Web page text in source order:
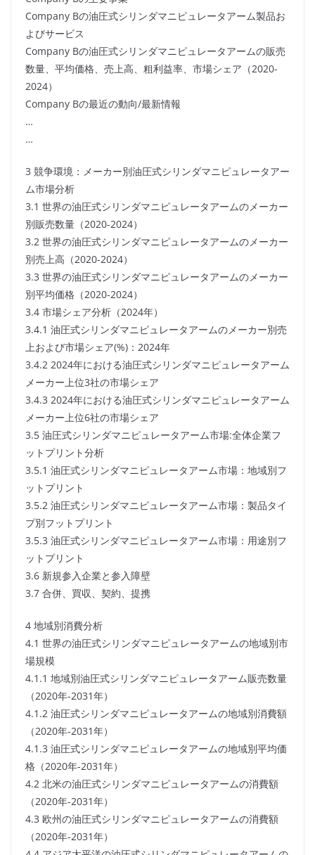
Company Bの油圧式シリンダマニピュレータアーム製品お
よびサービス
Company Bの油圧式シリンダマニピュレータアームの販売
数量、平均価格、売上高、粗利益率、市場シェア（2020-
2024）
Company Bの最近の動向/最新情報
…
…
3 競争環境：メーカー別油圧式シリンダマニピュレータアー
ム市場分析
3.1 世界の油圧式シリンダマニピュレータアームのメーカー
別販売数量（2020-2024）
3.2 世界の油圧式シリンダマニピュレータアームのメーカー
別売上高（2020-2024）
3.3 世界の油圧式シリンダマニピュレータアームのメーカー
別平均価格（2020-2024）
3.4 市場シェア分析（2024年）
3.4.1 油圧式シリンダマニピュレータアームのメーカー別売
上および市場シェア(%)：2024年
3.4.2 2024年における油圧式シリンダマニピュレータアーム
メーカー上位3社の市場シェア
3.4.3 2024年における油圧式シリンダマニピュレータアーム
メーカー上位6社の市場シェア
3.5 油圧式シリンダマニピュレータアーム市場:全体企業フ
ットプリント分析
3.5.1 油圧式シリンダマニピュレータアーム市場：地域別フ
ットプリント
3.5.2 油圧式シリンダマニピュレータアーム市場：製品タイ
プ別フットプリント
3.5.3 油圧式シリンダマニピュレータアーム市場：用途別フ
ットプリント
3.6 新規参入企業と参入障壁
3.7 合併、買収、契約、提携
4 地域別消費分析
4.1 世界の油圧式シリンダマニピュレータアームの地域別市
場規模
4.1.1 地域別油圧式シリンダマニピュレータアーム販売数量
（2020年-2031年）
4.1.2 油圧式シリンダマニピュレータアームの地域別消費額
（2020年-2031年）
4.1.3 油圧式シリンダマニピュレータアームの地域別平均価
格（2020年-2031年）
4.2 北米の油圧式シリンダマニピュレータアームの消費額
（2020年-2031年）
4.3 欧州の油圧式シリンダマニピュレータアームの消費額
（2020年-2031年）